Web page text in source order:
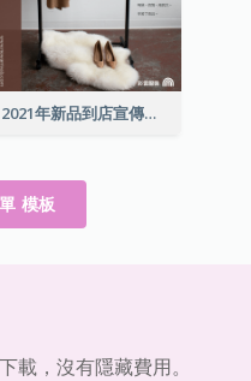
2021年新品到店宣傳單張
模板
載，沒有隱藏費用。